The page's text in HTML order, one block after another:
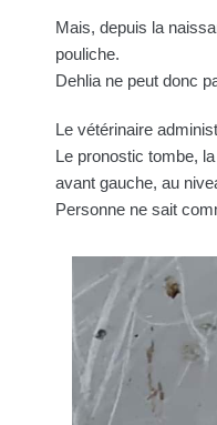
Mais, depuis la
pouliche.
Dehlia ne peut donc
Le vétérinaire
Le pronostic tombe,
avant gauche, au
Personne ne sait